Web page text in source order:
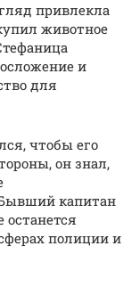
привлекла
животное
и
для
чтобы его
он знал,
капитан
полиции и